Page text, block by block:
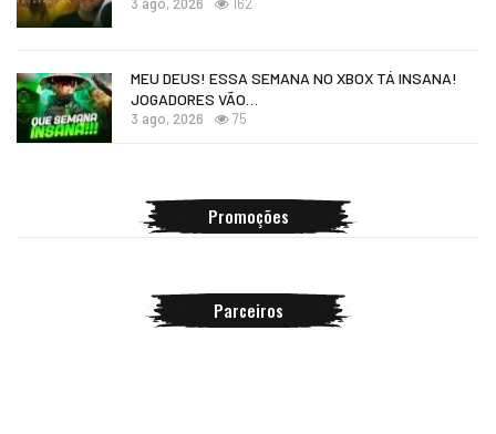
MEU DEUS! ESSA SEMANA NO XBOX TÁ INSANA!
JOGADORES VÃO…
3 ago, 2026 75
Promoções
Parceiros